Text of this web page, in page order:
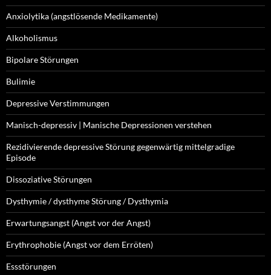
Anxiolytika (angstlösende Medikamente)
Alkoholismus
Bipolare Störungen
Bulimie
Depressive Verstimmungen
Manisch-depressiv | Manische Depressionen verstehen
Rezidivierende depressive Störung gegenwärtig mittelgradige
Episode
Dissoziative Störungen
Dysthymie / dysthyme Störung / Dysthymia
Erwartungsangst (Angst vor der Angst)
Erythrophobie (Angst vor dem Erröten)
Essstörungen